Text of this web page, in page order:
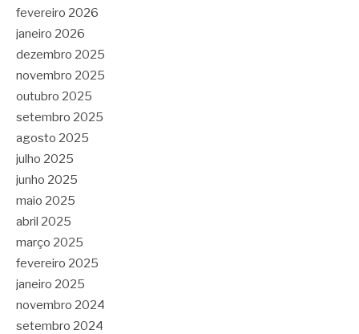
fevereiro 2026
janeiro 2026
dezembro 2025
novembro 2025
outubro 2025
setembro 2025
agosto 2025
julho 2025
junho 2025
maio 2025
abril 2025
março 2025
fevereiro 2025
janeiro 2025
novembro 2024
setembro 2024